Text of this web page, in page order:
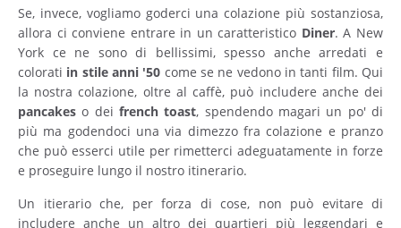
Se, invece, vogliamo goderci una colazione più sostanziosa,
allora ci conviene entrare in un caratteristico Diner. A New
York ce ne sono di bellissimi, spesso anche arredati e
colorati in stile anni '50 come se ne vedono in tanti film. Qui
la nostra colazione, oltre al caffè, può includere anche dei
pancakes o dei french toast, spendendo magari un po' di
più ma godendoci una via dimezzo fra colazione e pranzo
che può esserci utile per rimetterci adeguatamente in forze
e proseguire lungo il nostro itinerario.
Un itierario che, per forza di cose, non può evitare di
includere anche un altro dei quartieri più leggendari e